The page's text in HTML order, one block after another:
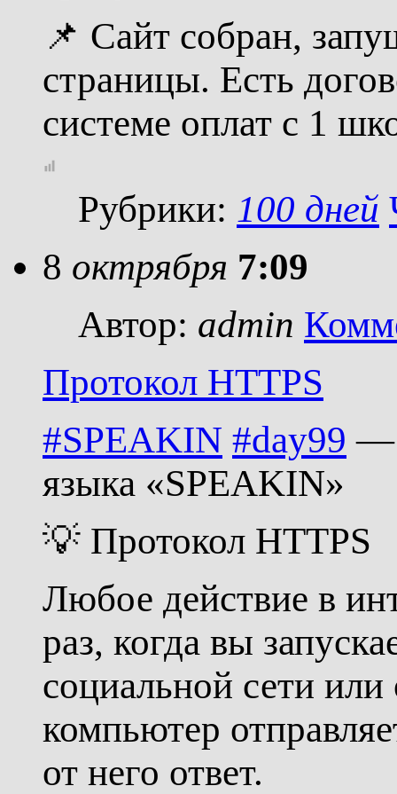
📌 Сайт собран,
страницы. Есть
системе оплат с 1
Рубрики: 100 дней
8 октрября 7:09
Автор: admin
Протокол HTTPS
#SPEAKIN #day99 —
языка «SPEAKIN»
💡 Протокол HTTPS
Любое действие в
раз, когда вы
социальной сети
компьютер
от него ответ.